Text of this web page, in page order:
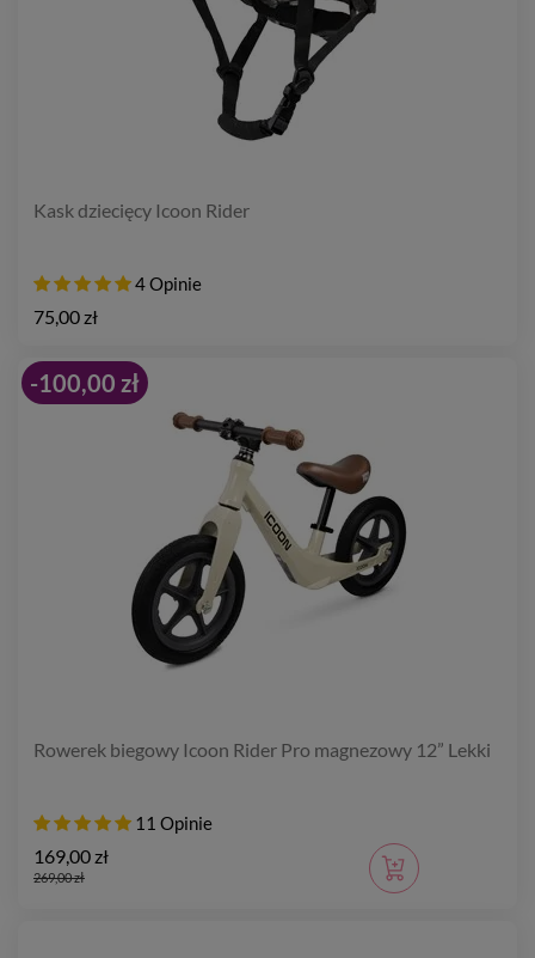
Kask dziecięcy Icoon Rider
4 Opinie
75,00 zł
-100,00 zł
Rowerek biegowy Icoon Rider Pro magnezowy 12” Lekki
11 Opinie
169,00 zł
269,00 zł